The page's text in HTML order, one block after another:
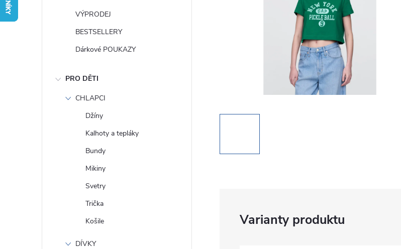
VÝPRODEJ
BESTSELLERY
Dárkové POUKAZY
PRO DĚTI
CHLAPCI
Džíny
Kalhoty a tepláky
Bundy
Mikiny
Svetry
Trička
Košile
DÍVKY